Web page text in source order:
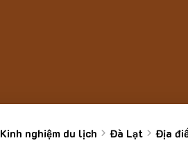
Kinh nghiệm du lịch Đà Lạt Địa